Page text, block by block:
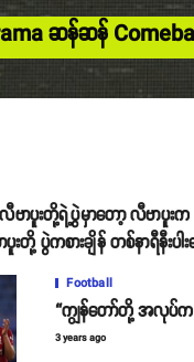
ဆန်ဆန်
းတို့ရဲ့ပွဲမှာတော့ လီဗာပူးက အံ့
တို့ ပွဲကစားချိန် တစ်နာရီနီး
Football
“ကျွန်တော်တို့ အလုပ်က
3 years ago